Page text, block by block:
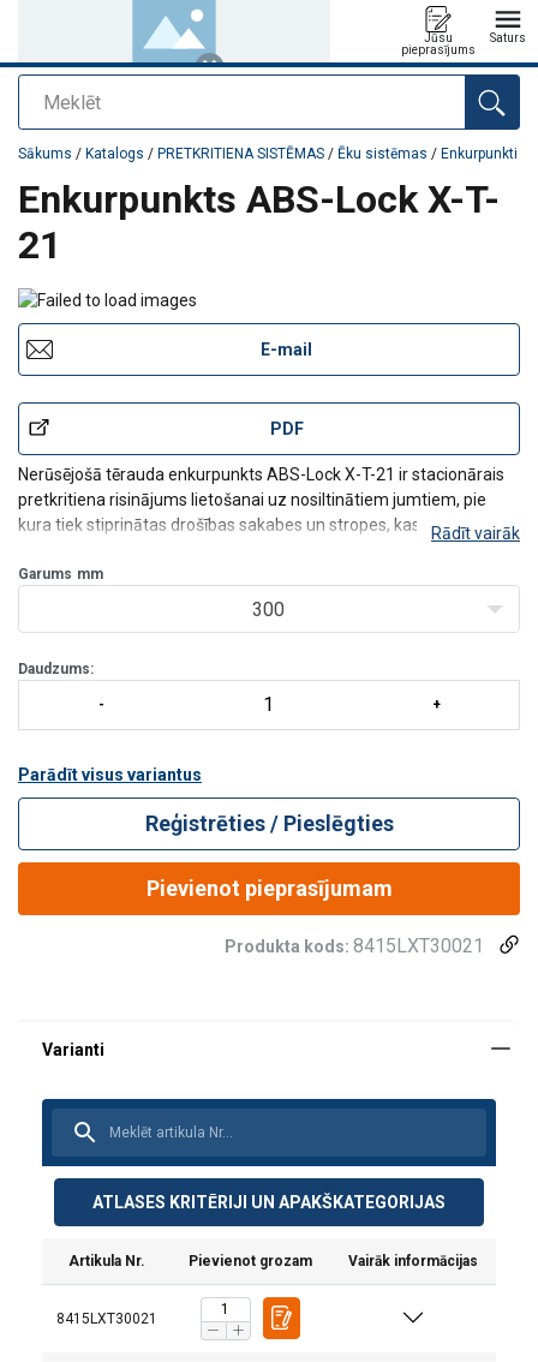
Meklēt
Jūsu
pieprasījums
Saturs
Pievienots jūsu pasūtījumam
Sākums / Katalogs / PRETKRITIENA SISTĒMAS / Ēku sistēmas / Enkurpunkti
Enkurpunkts ABS-Lock X-T-
21
E-mail
PDF
Nerūsējošā tērauda enkurpunkts ABS-Lock X-T-21 ir stacionārais
pretkritiena risinājums lietošanai uz nosiltinātiem jumtiem, pie
kura tiek stiprinātas drošības sakabes un stropes, kas
paredzēti kritiena novēršanai.
Rādīt vairāk
Garums mm
300
Daudzums:
Parādīt visus variantus
Reģistrēties / Pieslēgties
Pievienot pieprasījumam
Produkta kods: 8415LXT30021
ATLASES KRITĒRIJI UN APAKŠKATEGORIJAS
Artikula Nr. Pievienot grozam Vairāk informācijas
8415LXT30021